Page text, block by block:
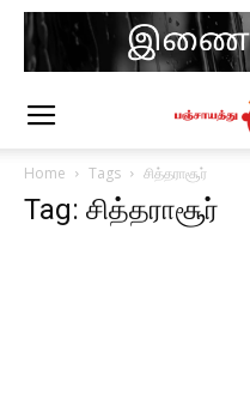
Home Tags சித்தராசூர்
Tag: சித்தராசூர்